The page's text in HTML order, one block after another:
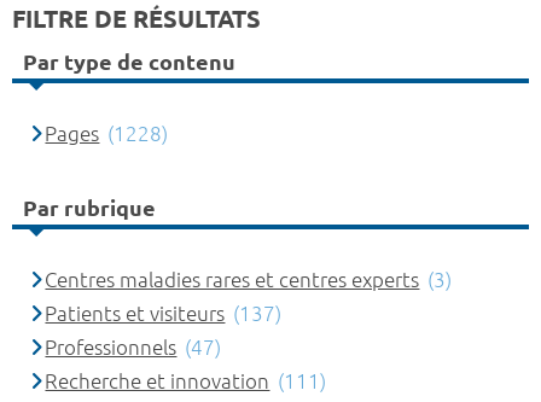
FILTRE DE RÉSULTATS
Par type de contenu
Pages (1228)
Par rubrique
Centres maladies rares et centres experts (3)
Patients et visiteurs (137)
Professionnels (47)
Recherche et innovation (111)